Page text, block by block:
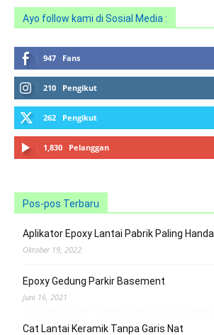
Ayo follow kami di Sosial Media :
947 Fans
210 Pengikut
262 Pengikut
1,830 Pelanggan
Pos-pos Terbaru
Aplikator Epoxy Lantai Pabrik Paling Handal
Oktober 19, 2022
Epoxy Gedung Parkir Basement
Juni 16, 2021
Cat Lantai Keramik Tanpa Garis Nat